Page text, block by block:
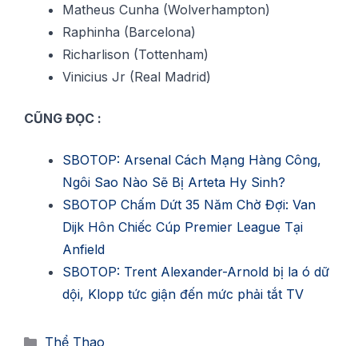
Matheus Cunha (Wolverhampton)
Raphinha (Barcelona)
Richarlison (Tottenham)
Vinicius Jr (Real Madrid)
CŨNG ĐỌC :
SBOTOP: Arsenal Cách Mạng Hàng Công,
Ngôi Sao Nào Sẽ Bị Arteta Hy Sinh?
SBOTOP Chấm Dứt 35 Năm Chờ Đợi: Van
Dijk Hôn Chiếc Cúp Premier League Tại
Anfield
SBOTOP: Trent Alexander-Arnold bị la ó dữ
dội, Klopp tức giận đến mức phải tắt TV
Danh
Thể Thao